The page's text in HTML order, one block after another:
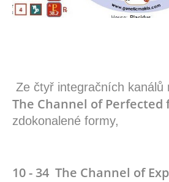
Ze čtyř integračních kanálů
The Channel of Perfected
zdokonalené formy,
10 - 34 The Channel of